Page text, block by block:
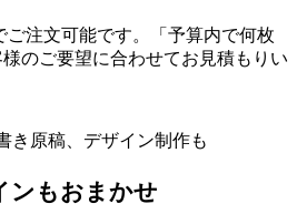
ご注文可能です。「予算内で何枚
のご要望に合わせてお見積もりい
ンもおまかせ